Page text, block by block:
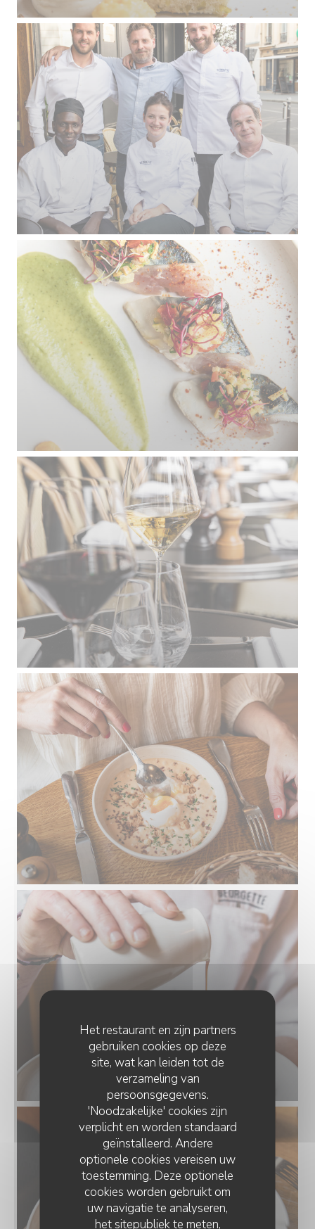
Het restaurant en zijn partners
gebruiken cookies op deze
site, wat kan leiden tot de
verzameling van
persoonsgegevens.
'Noodzakelijke' cookies zijn
verplicht en worden standaard
geïnstalleerd. Andere
optionele cookies vereisen uw
toestemming. Deze optionele
cookies worden gebruikt om
uw navigatie te analyseren,
het sitepubliek te meten,